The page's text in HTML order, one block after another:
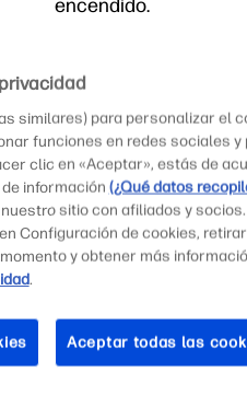
encendido.
suerte,
fácil
instalar
una
nueva
batería
CMOS
laptop.
En
similares) para personalizar el
funciones en redes sociales y
clic en «Aceptar», estás de
información (¿Qué datos
sitio con afiliados y
Configuración de cookies,
y obtener más
.
Aceptar todas las